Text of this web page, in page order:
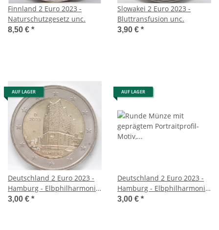
Finnland 2 Euro 2023 -
Naturschutzgesetz unc.
8,50 € *
Slowakei 2 Euro 2023 -
Bluttransfusion unc.
3,90 € *
AUF LAGER
Deutschland 2 Euro 2023 -
Hamburg - Elbphilharmonie
- A*
3,00 € *
AUF LAGER
Deutschland 2 Euro 2023 -
Hamburg - Elbphilharmonie
- D*
3,00 € *